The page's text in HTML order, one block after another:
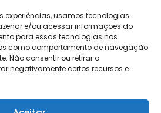
experiências, usamos tecnologias
e/ou acessar informações do
para essas tecnologias nos
como comportamento de navegação
Não consentir ou retirar o
negativamente certos recursos e
Login
Eventos
Contábeis
Holos
NG Essence
Soluções
DP e RH
NG Folha
eKeep
FisCo